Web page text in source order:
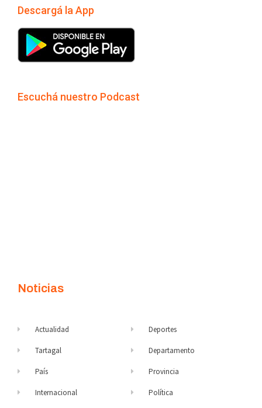
Descargá la App
Escuchá nuestro Podcast
Noticias
Actualidad
Tartagal
País
Internacional
Deportes
Departamento
Provincia
Política